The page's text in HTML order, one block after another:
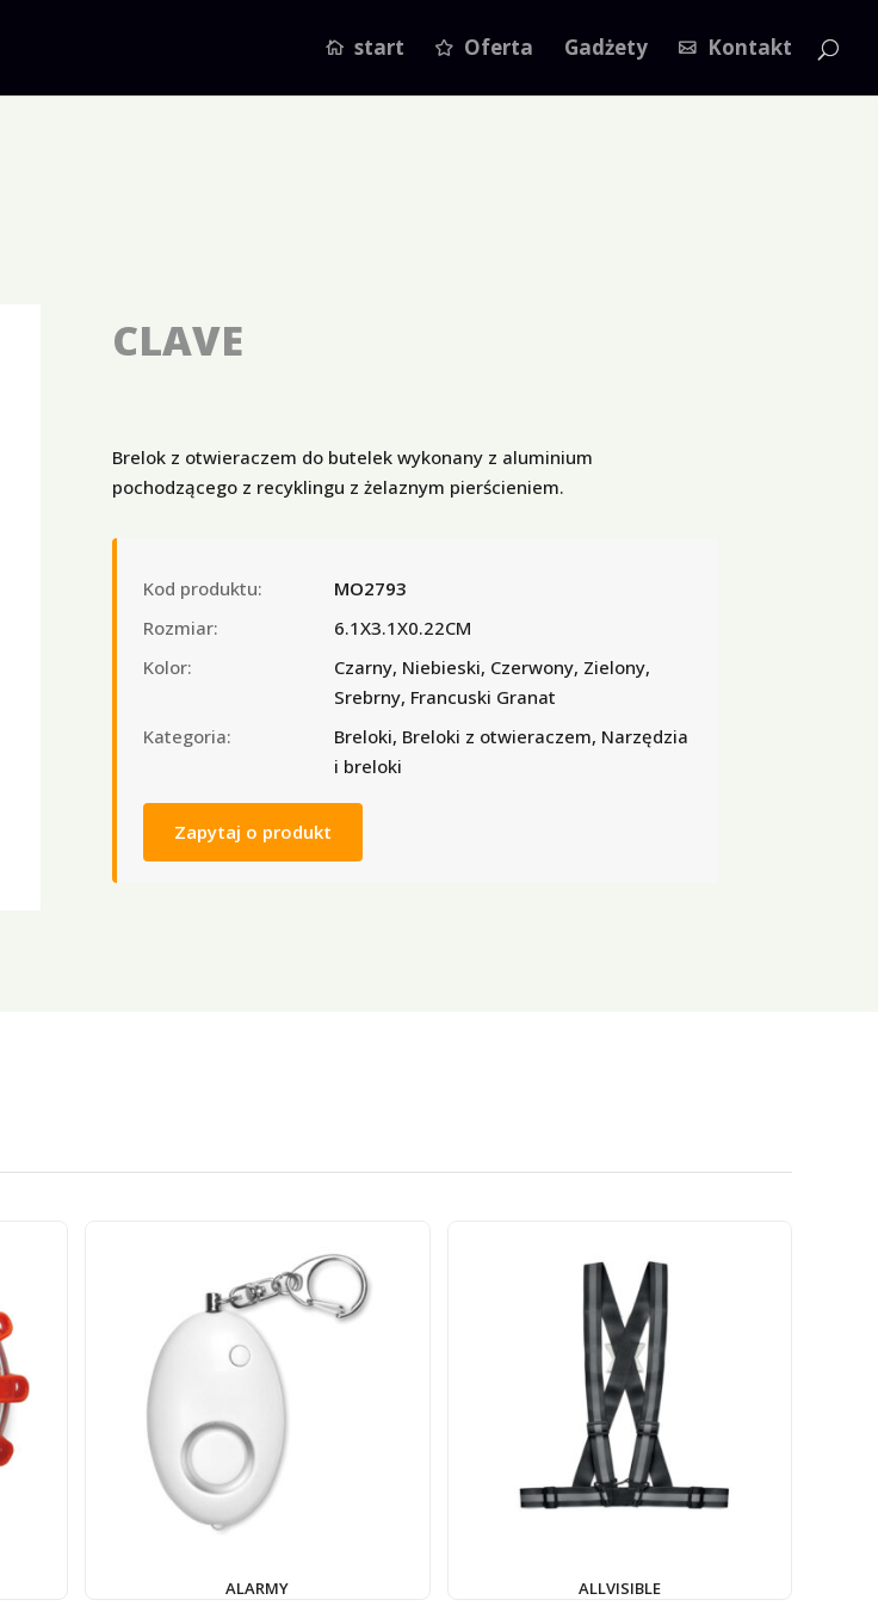
start Oferta Gadżety Kontakt
CLAVE
Brelok z otwieraczem do butelek wykonany z aluminium
pochodzącego z recyklingu z żelaznym pierścieniem.
Kod produktu:
MO2793
Rozmiar:
6.1X3.1X0.22CM
Kolor:
Czarny, Niebieski, Czerwony, Zielony,
Srebrny, Francuski Granat
Kategoria:
Breloki, Breloki z otwieraczem, Narzędzia
i breloki
Zapytaj o produkt
ALARMY ALLVISIBLE